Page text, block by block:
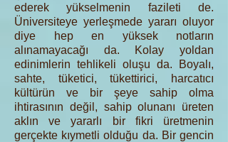
ederek yükselmenin fazileti de.
Üniversiteye yerleşmede yararı oluyor
diye hep en yüksek notların
alınamayacağı da. Kolay yoldan
edinimlerin tehlikeli oluşu da. Boyalı,
sahte, tüketici, tükettirici, harcatıcı
kültürün ve bir şeye sahip olma
ihtirasının değil, sahip olunanı üreten
aklın ve yararlı bir fikri üretmenin
gerçekte kıymetli olduğu da. Bir gencin